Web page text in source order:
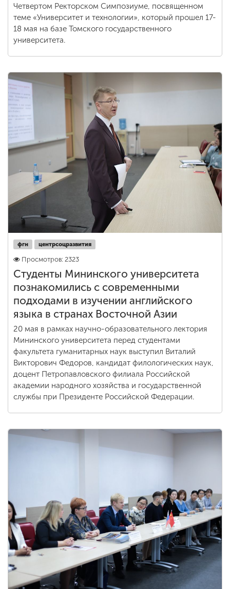
Четвертом Ректорском Симпозиуме, посвященном
теме «Университет и технологии», который прошел 17-
18 мая на базе Томского государственного
университета.
фгн центрсоцразвития
Просмотров: 2323
Студенты Мининского университета
познакомились с современными
подходами в изучении английского
языка в странах Восточной Азии
20 мая в рамках научно-образовательного лектория
Мининского университета перед студентами
факультета гуманитарных наук выступил Виталий
Викторович Федоров, кандидат филологических наук,
доцент Петропавловского филиала Российской
академии народного хозяйства и государственной
службы при Президенте Российской Федерации.